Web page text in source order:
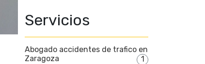
Servicios
Abogado accidentes de trafico en
Zaragoza
1